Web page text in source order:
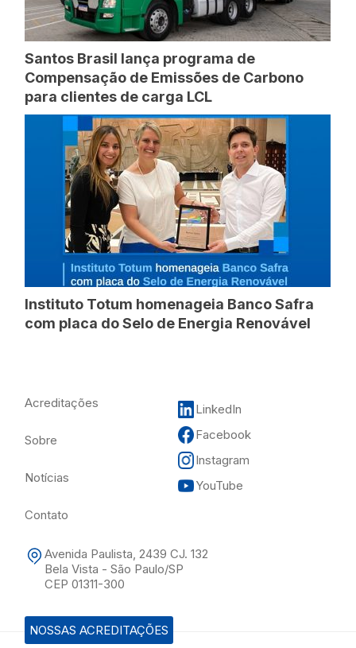
Santos Brasil lança programa de
Compensação de Emissões de Carbono
para clientes de carga LCL
Instituto Totum homenageia Banco Safra
com placa do Selo de Energia Renovável
Acreditações
Sobre
Notícias
Contato
Avenida Paulista, 2439 CJ. 132
Bela Vista - São Paulo/SP
CEP 01311-300
LinkedIn
Facebook
Instagram
YouTube
NOSSAS ACREDITAÇÕES